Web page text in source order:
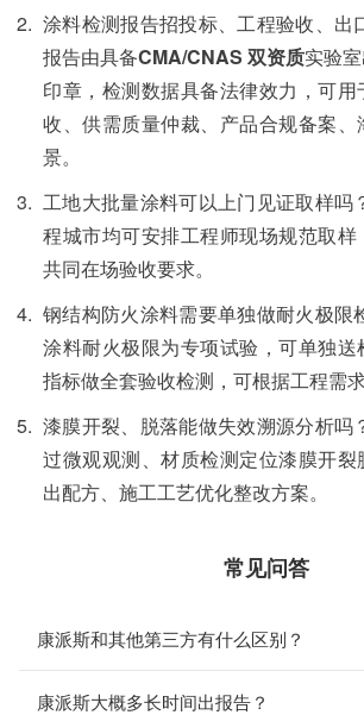
涂料检测报告招投标、工程验收、出
报告由具备CMA/CNAS 双资质实验
印章，检测数据具备法律效力，可
收、供需质量仲裁、产品合规备案
景。
工地大批量涂料可以上门见证取样吗
程城市均可安排工程师现场规范取
共同在场验收要求。
钢结构防火涂料需要单独做耐火极限
涂料耐火极限为专项试验，可单独
指标做全套验收检测，可根据工程需求
漆膜开裂、脱落能做失效溯源分析吗
过微观观测、材质检测定位漆膜开
出配方、施工工艺优化整改方案。
常见问答
康派斯和其他第三方有什么区别？
康派斯大概多长时间出报告？